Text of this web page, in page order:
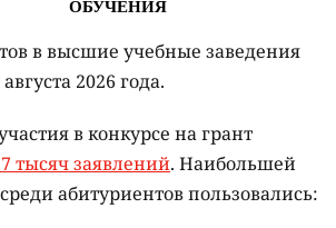
в высшие учебные заведения
2026 года.
в конкурсе на грант
тысяч заявлений. Наибольшей
абитуриентов пользовались: